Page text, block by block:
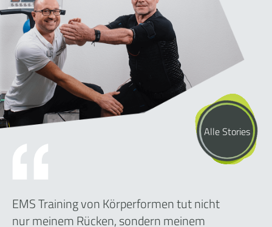
Alle Stories
EMS Training von Körperformen tut nicht
nur meinem Rücken, sondern meinem